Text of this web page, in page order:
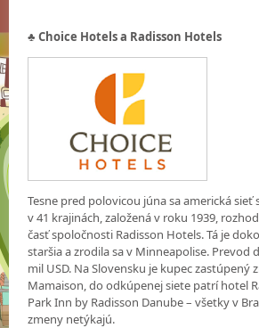
♣ Choice Hotels a Radisson Hotels
Tesne pred polovicou júna sa americká sieť
v 41 krajinách, založená v roku 1939,
časť spoločnosti Radisson Hotels. Tá je
staršia a zrodila sa v Minneapolise. Prevod
mil USD. Na Slovensku je kupec zastúpený
Mamaison, do odkúpenej siete patrí hotel
Park Inn by Radisson Danube – všetky v
zmeny netýkajú.